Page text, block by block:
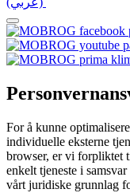
For å kunne
individuelle eksterne
browser, er vi forpliktet
enkelt tjeneste i
vårt juridiske grunnlag